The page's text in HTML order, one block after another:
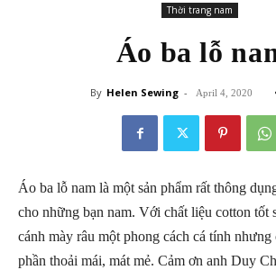
Thời trang nam
Áo ba lỗ
By Helen Sewing - April 4, 2020
Áo ba lỗ nam là một sản phẩm rất thông
cho những bạn nam. Với chất liệu cotton tốt
cánh mày râu một phong cách cá tính
phần thoải mái, mát mẻ. Cảm ơn anh Duy